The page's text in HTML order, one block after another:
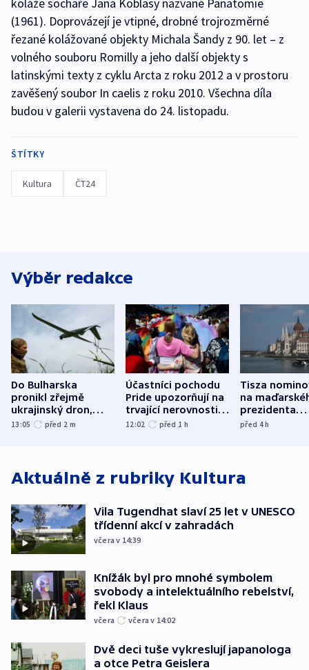
koláže sochaře Jana Koblasy nazvané Panatomie
(1961). Doprovázejí je vtipné, drobné trojrozměrné
řezané kolážované objekty Michala Šandy z 90. let – z
volného souboru Romilly a jeho další objekty s
latinskými texty z cyklu Arcta z roku 2012 a v prostoru
zavěšený soubor In caelis z roku 2010. Všechna díla
budou v galerii vystavena do 24. listopadu.
ŠTÍTKY
Kultura ČT24
Výběr redakce
Do Bulharska
pronikl zřejmě
ukrajinský dron,
explodoval kilometr
13:05 před 2 m
Účastníci pochodu
Pride upozorňují na
trvající nerovnosti i
společenskou
12:02 před 1 h
Tisza
na
prezidenta
bývalého
před 4h
Aktuálně z rubriky Kultura
Vila Tugendhat slaví 25 let v UNESCO
třídenní akcí v zahradách
včera v 14:39
Knížák byl pro mnohé symbolem
svobody a intelektuálního rebelství,
řekl Klaus
včera včera v 14:02
Dvě deci tuše vykreslují japanologa
a otce Petra Geislera